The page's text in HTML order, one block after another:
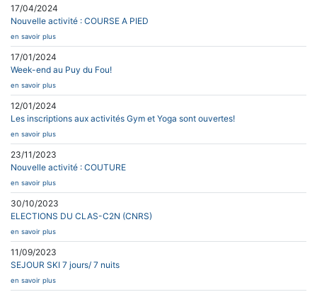
17/04/2024
Nouvelle activité : COURSE A PIED
en savoir plus
17/01/2024
Week-end au Puy du Fou!
en savoir plus
12/01/2024
Les inscriptions aux activités Gym et Yoga sont ouvertes!
en savoir plus
23/11/2023
Nouvelle activité : COUTURE
en savoir plus
30/10/2023
ELECTIONS DU CLAS-C2N (CNRS)
en savoir plus
11/09/2023
SEJOUR SKI 7 jours/ 7 nuits
en savoir plus